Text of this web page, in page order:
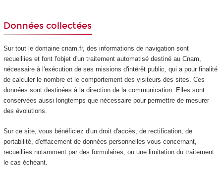
Données collectées
Sur tout le domaine cnam.fr, des informations de navigation sont
recueillies et font l'objet d'un traitement automatisé destiné au Cnam,
nécessaire à l'exécution de ses missions d'intérêt public, qui a pour finalité
de calculer le nombre et le comportement des visiteurs des sites. Ces
données sont destinées à la direction de la communication. Elles sont
conservées aussi longtemps que nécessaire pour permettre de mesurer
des évolutions.
Sur ce site, vous bénéficiez d'un droit d'accès, de rectification, de
portabilité, d'effacement de données personnelles vous concernant,
recueillies notamment par des formulaires, ou une limitation du traitement
le cas échéant.